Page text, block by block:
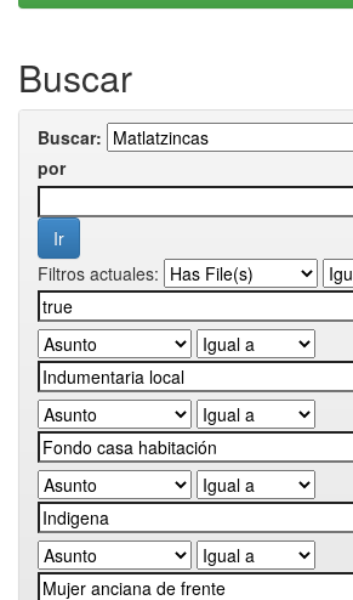
Buscar
Buscar:
por
Filtros actuales: